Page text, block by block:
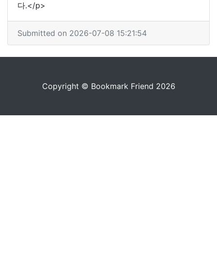
다.</p>
Submitted on 2026-07-08 15:21:54
Copyright © Bookmark Friend 2026